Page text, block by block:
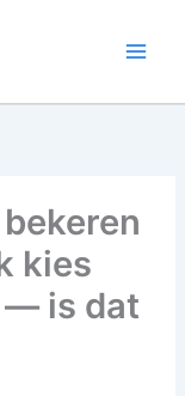
kies
— is dat